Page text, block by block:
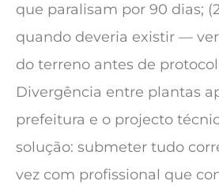
que paralisam por 90 dias;
quando deveria existir —
do terreno antes de
Divergência entre plantas
prefeitura e o projecto
solução: submeter tudo
vez com profissional que